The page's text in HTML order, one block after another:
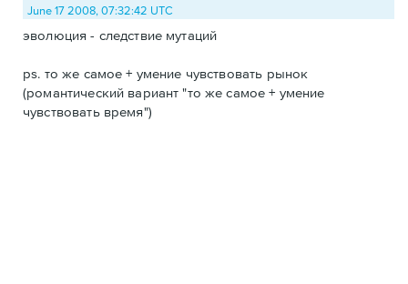
June 17 2008, 07:32:42 UTC
эволюция - следствие мутаций
ps. то же самое + умение чувствовать рынок
(романтический вариант "то же самое + умение
чувствовать время")